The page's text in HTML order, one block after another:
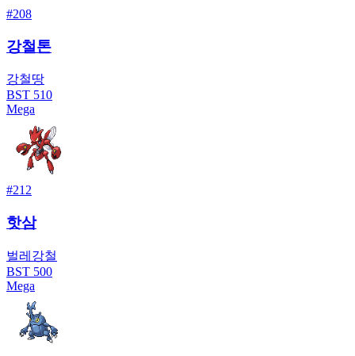
#208
강철톤
강철땅
BST 510
Mega
#212
핫삼
벌레 강철
BST 500
Mega